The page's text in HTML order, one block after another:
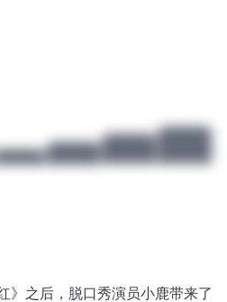
》之后，脱口秀演员小鹿带来了